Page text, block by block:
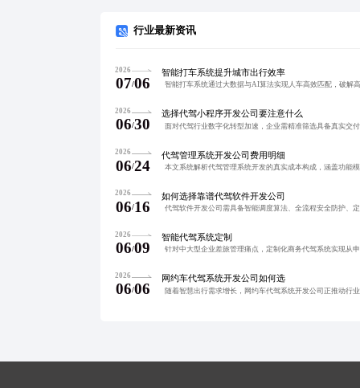
行业最新资讯
2026
07/06
智能打车系统提升城市出行效率
2026
06/30
选择代驾小程序开发公司要注意什么
2026
06/24
代驾管理系统开发公司费用明细
2026
06/16
如何选择靠谱代驾软件开发公司
2026
06/09
智能代驾系统定制
2026
06/06
网约车代驾系统开发公司如何选